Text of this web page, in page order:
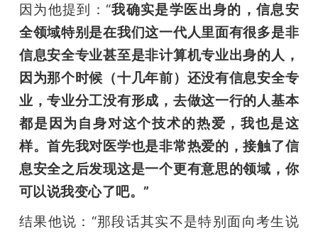
因为他提到：“我确实是学医出身的，信息安
全领域特别是在我们这一代人里面有很多是非
信息安全专业甚至是非计算机专业出身的人，
因为那个时候（十几年前）还没有信息安全专
业，专业分工没有形成，去做这一行的人基本
都是因为自身对这个技术的热爱，我也是这
样。首先我对医学也是非常热爱的，接触了信
息安全之后发现这是一个更有意思的领域，你
可以说我变心了吧。”
结果他说：“那段话其实不是特别面向考生说